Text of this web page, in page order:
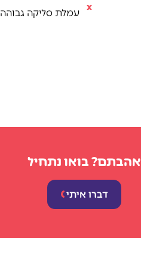
עמלת סליקה גבוהה
אהבתם? בואו נתחיל
דברו איתי